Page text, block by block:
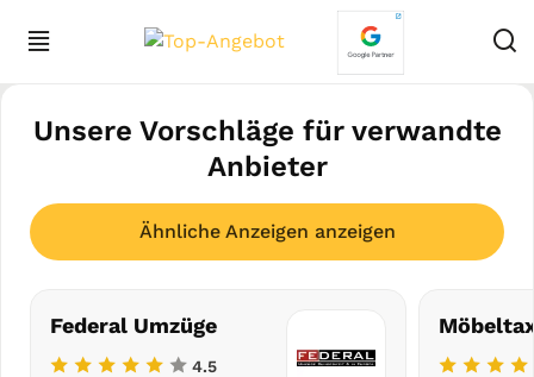
Unsere Vorschläge für verwandte
Anbieter
Ähnliche Anzeigen anzeigen
Federal Umzüge
4.5